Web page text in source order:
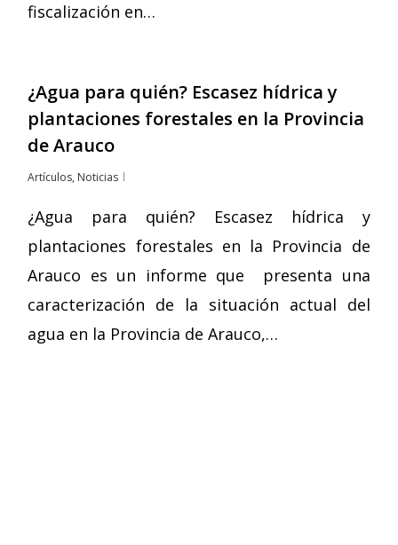
fiscalización en…
¿Agua para quién? Escasez hídrica y
plantaciones forestales en la Provincia
de Arauco
Artículos, Noticias
¿Agua para quién? Escasez hídrica y
plantaciones forestales en la Provincia de
Arauco es un informe que presenta una
caracterización de la situación actual del
agua en la Provincia de Arauco,…